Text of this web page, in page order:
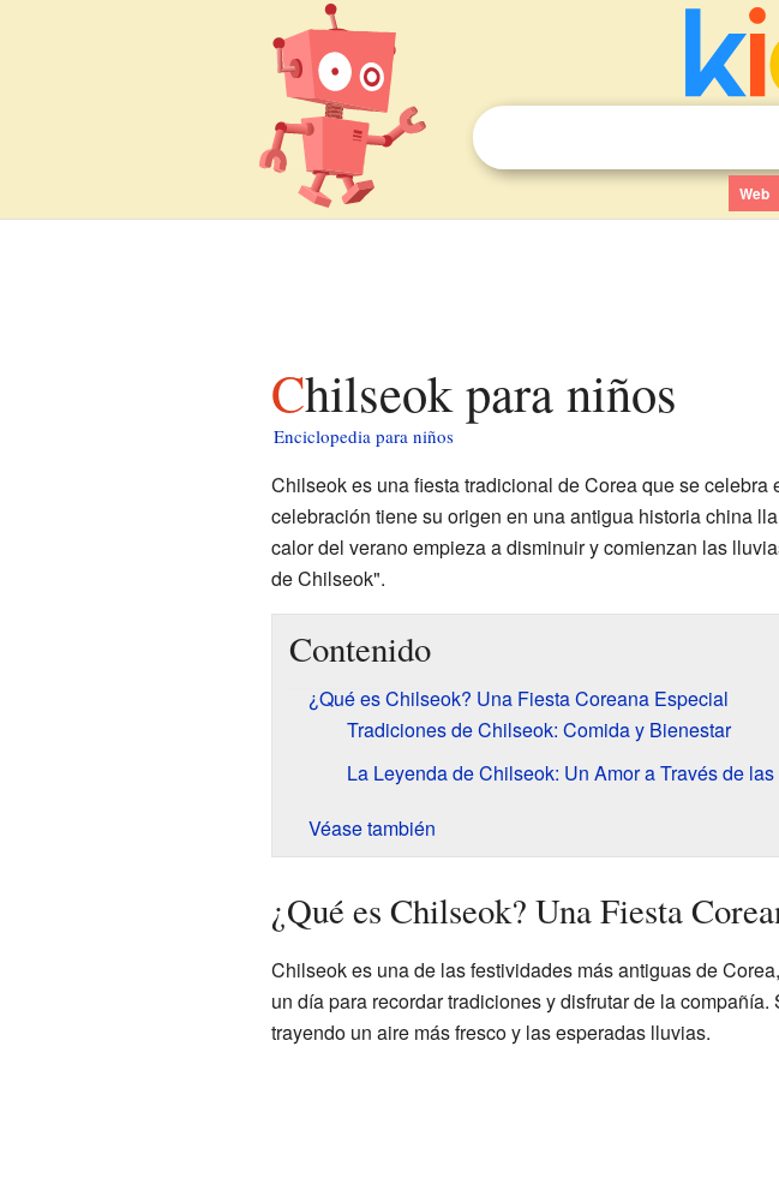
Web
Chilseok para niños
Enciclopedia para niños
Chilseok es una fiesta tradicional de Corea que se celebra
celebración tiene su origen en una antigua historia china
calor del verano empieza a disminuir y comienzan las
de Chilseok".
Contenido
¿Qué es Chilseok? Una Fiesta Coreana Especial
Tradiciones de Chilseok: Comida y Bienestar
La Leyenda de Chilseok: Un Amor a Través de
Véase también
¿Qué es Chilseok? Una Fiesta
Chilseok es una de las festividades más antiguas de
un día para recordar tradiciones y disfrutar de la
trayendo un aire más fresco y las esperadas lluvias.